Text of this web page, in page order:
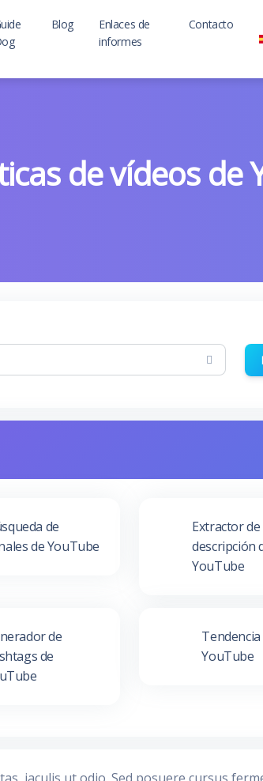
Blog
Enlaces de
informes
Contacto
de vídeos de
de
de YouTube
Extractor de
descripción
YouTube
de
de
Tendencia
YouTube